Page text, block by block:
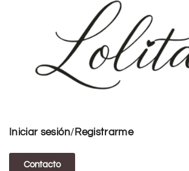
Iniciar sesión/ Registrarme
Contacto